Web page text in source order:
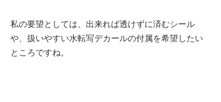
私の要望としては、出来れば透けずに済むシール
や、扱いやすい水転写デカールの付属を希望したい
ところですね。